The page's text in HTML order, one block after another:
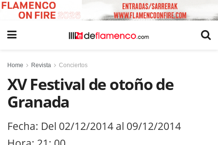
Home Revista Conciertos
XV Festival de otoño de
Granada
Fecha: Del 02/12/2014 al 09/12/2014